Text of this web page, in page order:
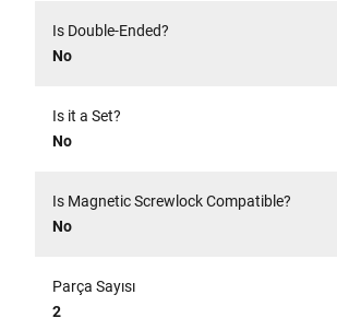
Is Double-Ended?
No
Is it a Set?
No
Is Magnetic Screwlock Compatible?
No
Parça Sayısı
2